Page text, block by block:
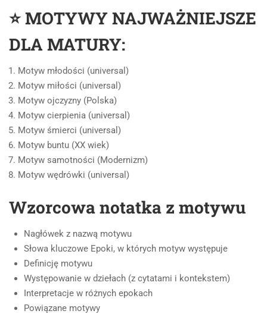
⭐ MOTYWY NAJWAŻNIEJSZE
DLA MATURY:
Motyw młodości (universal)
Motyw miłości (universal)
Motyw ojczyzny (Polska)
Motyw cierpienia (universal)
Motyw śmierci (universal)
Motyw buntu (XX wiek)
Motyw samotności (Modernizm)
Motyw wędrówki (universal)
Wzorcowa notatka z motywu
Nagłówek z nazwą motywu
Słowa kluczowe Epoki, w których motyw występuje
Definicję motywu
Występowanie w dziełach (z cytatami i kontekstem)
Interpretacje w różnych epokach
Powiązane motywy